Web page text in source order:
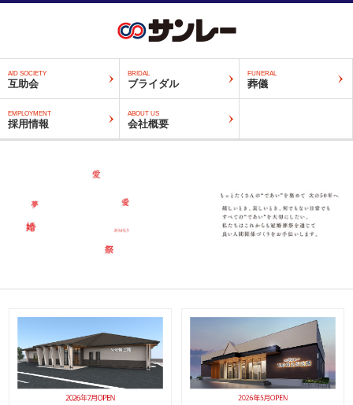
AID SOCIETY
互助会
BRIDAL
ブライダル
FUNERAL
葬儀
EMPLOYMENT
採用情報
ABOUT US
会社概要